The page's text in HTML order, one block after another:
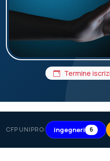
Termine
CFP UNIPRO: ingegneri 6